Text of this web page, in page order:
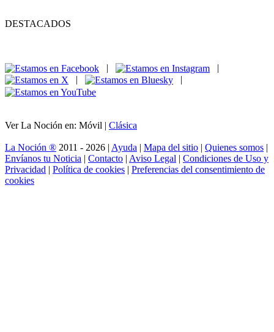
DESTACADOS
|
|
|
|
Ver La Noción en: Móvil | Clásica
La Noción ® 2011 - 2026 | Ayuda | Mapa del sitio | Quienes somos |
Envíanos tu Noticia | Contacto | Aviso Legal | Condiciones de Uso y
Privacidad | Política de cookies | Preferencias del consentimiento de
cookies